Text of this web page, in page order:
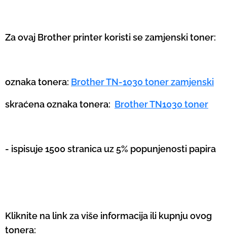
Za ovaj Brother printer koristi se zamjenski toner:
oznaka tonera: Brother TN-1030 toner zamjenski
skraćena oznaka tonera: Brother TN1030 toner
- ispisuje 1500 stranica uz 5% popunjenosti papira
Kliknite na link za više informacija ili kupnju ovog
tonera: